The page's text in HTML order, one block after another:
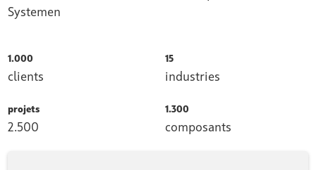
Systemen
1.000
clients
15
industries
projets
2.500
1.300
composants